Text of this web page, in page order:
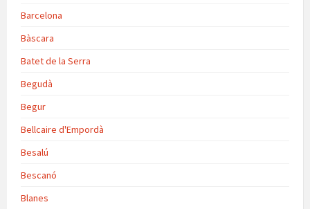
Barcelona
Bàscara
Batet de la Serra
Begudà
Begur
Bellcaire d'Empordà
Besalú
Bescanó
Blanes